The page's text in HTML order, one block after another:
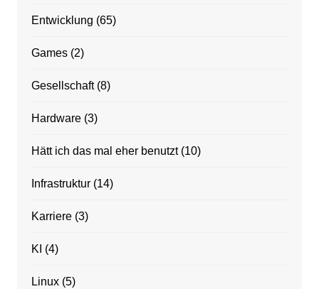
Entwicklung (65)
Games(2)
Gesellschaft(8)
Hardware(3)
Hätt ich das mal eher benutzt(10)
Infrastruktur(14)
Karriere(3)
KI (4)
Linux(5)